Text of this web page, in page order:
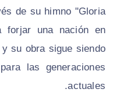
de su himno "Gloria
forjar una nación en
su obra sigue siendo
las generaciones
actuales.